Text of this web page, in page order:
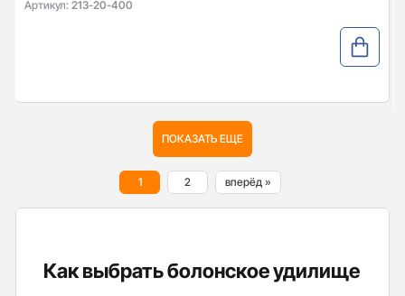
Артикул: 213-20-400
ПОКАЗАТЬ ЕЩЕ
1 2 вперёд »
Как выбрать болонское удилище